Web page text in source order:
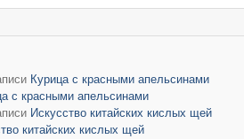
Курица с красными апельсинами
с красными апельсинами
Искусство китайских кислых щей
китайских кислых щей